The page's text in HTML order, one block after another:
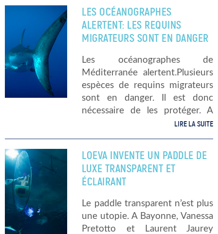
Badu. Située au nord de
l’Australie, cette île […]
LES OCÉANOGRAPHES
ALERTENT: LES REQUINS
MIGRATEURS SONT EN DANGER
Les océanographes de
Méditerranée alertent.Plusieurs
espèces de requins migrateurs
sont en danger. Il est donc
nécessaire de les protéger. A
Monaco, les scientifiques
requins sont péchés/an or ces
espèces se reproduisent
lentement. […]
LIRE LA SUITE
LOEVA INVENTE UN PADDLE DE
LUXE TRANSPARENT ET
ÉCLAIRANT
Le paddle transparent n’est plus
une utopie. A Bayonne, Vanessa
Pretotto et Laurent Jaurey